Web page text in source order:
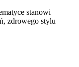
stanowi
zdrowego stylu